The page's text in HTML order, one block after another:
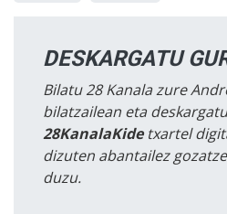
DESKARGATU
Bilatu 28 Kanala zure
bilatzailean eta
28KanalaKidetxartel
dizuten abantailez
duzu.